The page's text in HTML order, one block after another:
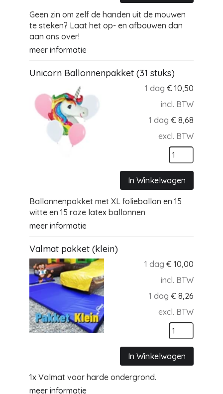
Geen zin om zelf de handen uit de mouwen
te steken? Laat het op- en afbouwen dan
aan ons over!
meer informatie
Unicorn Ballonnenpakket (31 stuks)
1 dag € 10,50
incl. BTW
1 dag € 8,68
excl. BTW
In Winkelwagen
Ballonnenpakket met XL folieballon en 15
witte en 15 roze latex ballonnen
meer informatie
Valmat pakket (klein)
1 dag € 10,00
incl. BTW
1 dag € 8,26
excl. BTW
In Winkelwagen
1x Valmat voor harde ondergrond.
meer informatie